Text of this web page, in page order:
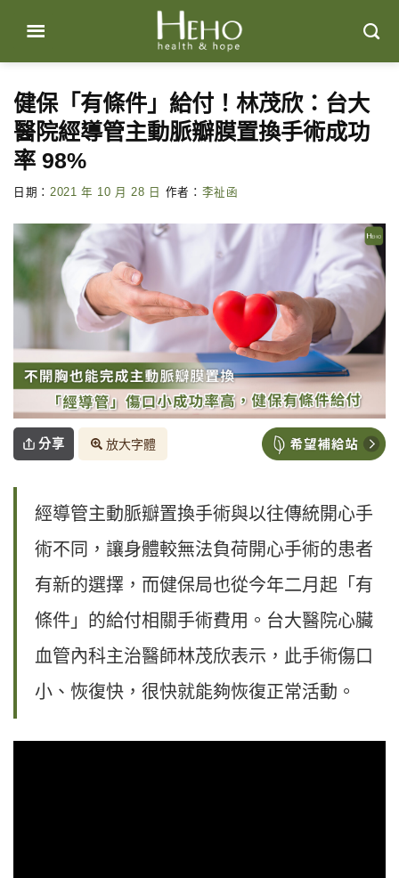
content
健保「有條件」給付！林茂欣：台大
醫院經導管主動脈瓣膜置換手術成功
率 98%
日期： 2021 年 10 月 28 日 作者： 李祉函
分享 放大字體
經導管主動脈瓣置換手術與以往傳統開心手
術不同，讓身體較無法負荷開心手術的患者
有新的選擇，而健保局也從今年二月起「有
條件」的給付相關手術費用。台大醫院心臟
血管內科主治醫師林茂欣表示，此手術傷口
小、恢復快，很快就能夠恢復正常活動。